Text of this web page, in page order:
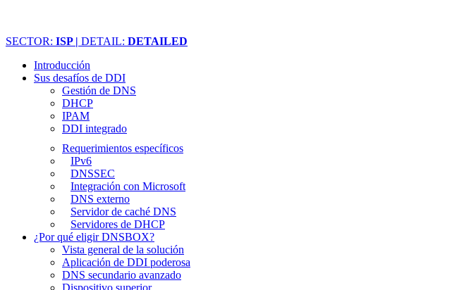
SECTOR: ISP | DETAIL: DETAILED
Introducción
Sus desafíos de DDI
Gestión de DNS
DHCP
IPAM
DDI integrado
Requerimientos específicos
IPv6
DNSSEC
Integración con Microsoft
DNS externo
Servidor de caché DNS
Servidores de DHCP
¿Por qué eligir DNSBOX?
Vista general de la solución
Aplicación de DDI poderosa
DNS secundario avanzado
Dispositivo superior